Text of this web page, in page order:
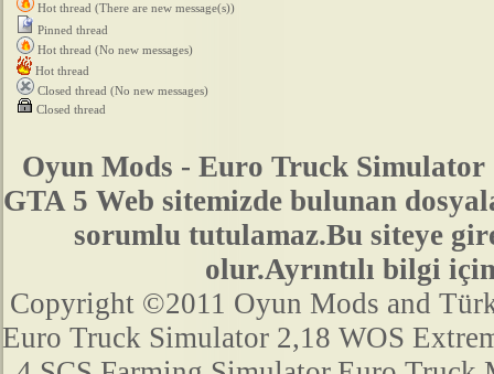
Hot thread (There are new message(s))
Pinned thread
Hot thread (No new messages)
Hot thread
Closed thread (No new messages)
Closed thread
Oyun Mods - Euro Truck
GTA 5 Web sitemizde bulunan
sorumlu tutulamaz.Bu siteye
olur.Ayrıntılı bilgi
Copyright ©2011 Oyun Mods and
Euro Truck Simulator 2,18 WOS